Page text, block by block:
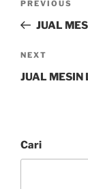
PREVIOUS
JUAL
NEXT
JUAL MESIN
Cari